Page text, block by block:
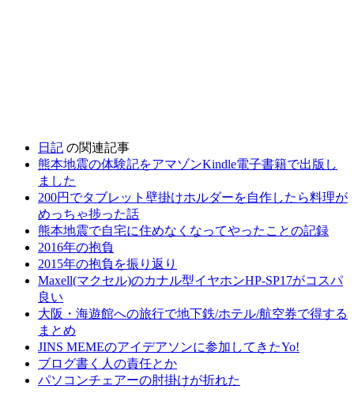
日記 の関連記事
熊本地震の体験記をアマゾンKindle電子書籍で出版し
ました
200円でタブレット壁掛けホルダーを自作したら料理が
めっちゃ捗った話
熊本地震で自宅に住めなくなってやったことの記録
2016年の抱負
2015年の抱負を振り返り
Maxell(マクセル)のカナル型イヤホンHP-SP17がコスパ
良い
大阪・海遊館への旅行で地下鉄/ホテル/航空券で得する
まとめ
JINS MEMEのアイデアソンに参加してきたYo!
ブログ書く人の責任とか
パソコンチェアーの肘掛けが折れた